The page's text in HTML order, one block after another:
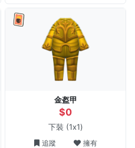
金盔甲
$0
下裝 (1x1)
追蹤 擁有